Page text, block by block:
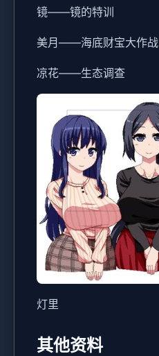
镜——镜的特训
美月——海底财宝大作战
凉花——生态调查
灯里
其他资料